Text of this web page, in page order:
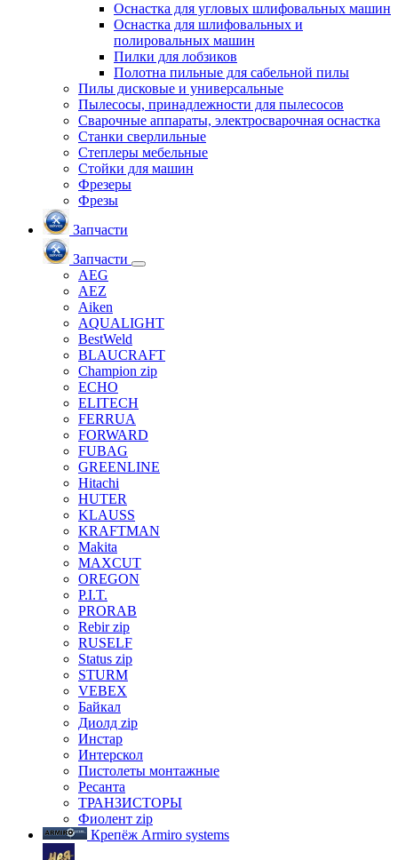
Оснастка для угловых шлифовальных машин
Оснастка для шлифовальных и
полировальных машин
Пилки для лобзиков
Полотна пильные для сабельной пилы
Пилы дисковые и универсальные
Пылесосы, принадлежности для пылесосов
Сварочные аппараты, электросварочная оснастка
Станки сверлильные
Степлеры мебельные
Стойки для машин
Фрезеры
Фрезы
Запчасти
Запчасти
AEG
AEZ
Aiken
AQUALIGHT
BestWeld
BLAUCRAFT
Champion zip
ECHO
ELITECH
FERRUA
FORWARD
FUBAG
GREENLINE
Hitachi
HUTER
KLAUSS
KRAFTMAN
Makita
MAXCUT
OREGON
P.I.T.
PRORAB
Rebir zip
RUSELF
Status zip
STURM
VEBEX
Байкал
Диолд zip
Инстар
Интерскол
Пистолеты монтажные
Ресанта
ТРАНЗИСТОРЫ
Фиолент zip
Крепёж Armiro systems